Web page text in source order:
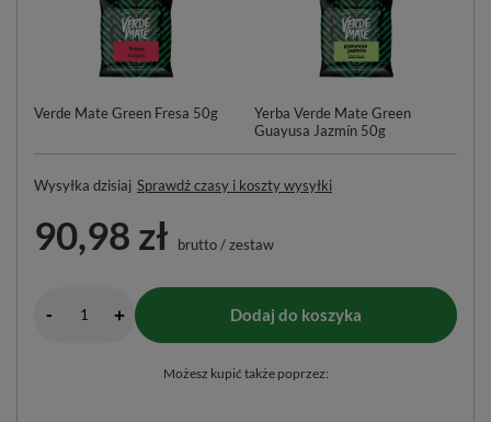
Verde Mate Green Fresa 50g
Yerba Verde Mate Green
Guayusa Jazmín 50g
Wysyłka dzisiaj Sprawdź czasy i koszty wysyłki
90,98 zł brutto/zestaw
- + Dodaj do koszyka
Możesz kupić także poprzez: